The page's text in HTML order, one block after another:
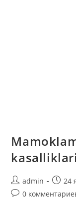
Автор
записи:
admin
Запись
24
Комментарии
0